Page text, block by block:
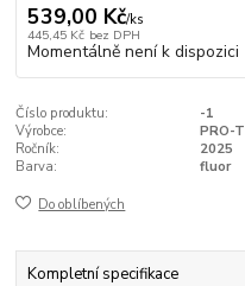
539,00 Kč/ks
445,45 Kč bez DPH
Momentálně není k dispozici
Číslo produktu:
-1
Výrobce:
PRO-T
Ročník:
2025
Barva:
fluor
Do oblíbených
Kompletní specifikace